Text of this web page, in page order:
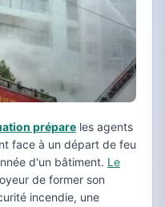
prépare les agents
face à un départ de feu
d'un bâtiment. Le
de former son
incendie, une